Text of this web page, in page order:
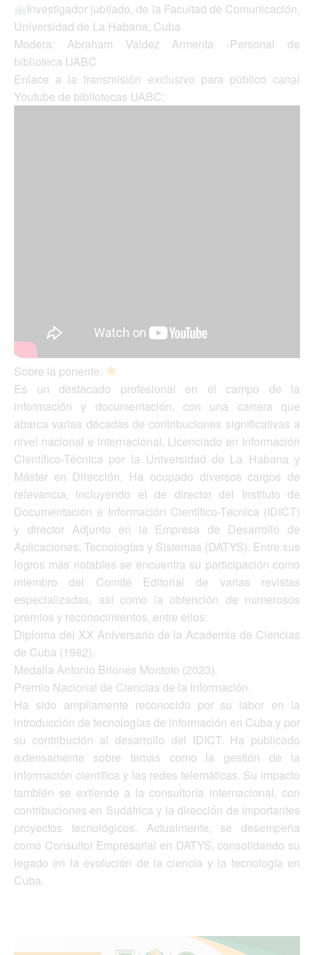
Investigador jubilado, de la Facultad de Comunicación,
Universidad de La Habana, Cuba
Modera: Abraham Valdez Armenta -Personal de
biblioteca UABC
Enlace a la transmisión exclusivo para público canal
Youtube de bibliotecas UABC:
Sobre la ponente:
Es un destacado profesional en el campo de la
información y documentación, con una carrera que
abarca varias décadas de contribuciones significativas a
nivel nacional e internacional. Licenciado en Información
Científico-Técnica por la Universidad de La Habana y
Máster en Dirección. Ha ocupado diversos cargos de
relevancia, incluyendo el de director del Instituto de
Documentación e Información Científico-Técnica (IDICT)
y director Adjunto en la Empresa de Desarrollo de
Aplicaciones, Tecnologías y Sistemas (DATYS). Entre sus
logros más notables se encuentra su participación como
miembro del Comité Editorial de varias revistas
especializadas, así como la obtención de numerosos
premios y reconocimientos, entre ellos:
Diploma del XX Aniversario de la Academia de Ciencias
de Cuba (1982).
Medalla Antonio Briones Montoto (2023).
Premio Nacional de Ciencias de la Información.
Ha sido ampliamente reconocido por su labor en la
introducción de tecnologías de información en Cuba y por
su contribución al desarrollo del IDICT. Ha publicado
extensamente sobre temas como la gestión de la
información científica y las redes telemáticas. Su impacto
también se extiende a la consultoría internacional, con
contribuciones en Sudáfrica y la dirección de importantes
proyectos tecnológicos. Actualmente, se desempeña
como Consultor Empresarial en DATYS, consolidando su
legado en la evolución de la ciencia y la tecnología en
Cuba.